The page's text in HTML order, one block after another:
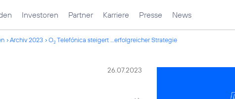
Investoren Partner Karriere Presse News
Archiv 2023 O2Telefónica steigert ...erfolgreicher Strategie
26.07.2023